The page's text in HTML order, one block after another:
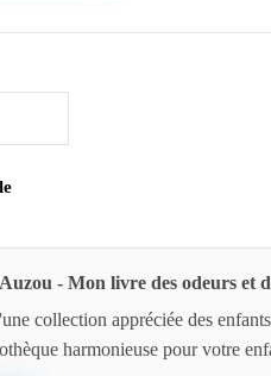
- Mon livre des odeurs et
collection appréciée des
harmonieuse pour votre